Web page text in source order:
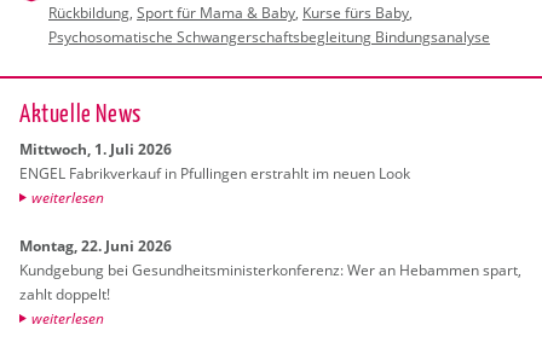
Rückbildung, Sport für Mama & Baby, Kurse fürs Baby,
Psychosomatische Schwangerschaftsbegleitung Bindungsanalyse
Ak­tu­el­le News
Mitt­woch, 1. Juli 2026
ENGEL Fa­brik­ver­kauf in Pful­lin­gen er­strahlt im neuen Look
wei­ter­le­sen
Mon­tag, 22. Juni 2026
Kund­ge­bung bei Ge­sund­heits­mi­nis­ter­kon­fe­renz: Wer an Heb­am­men spart,
zahlt dop­pelt!
wei­ter­le­sen